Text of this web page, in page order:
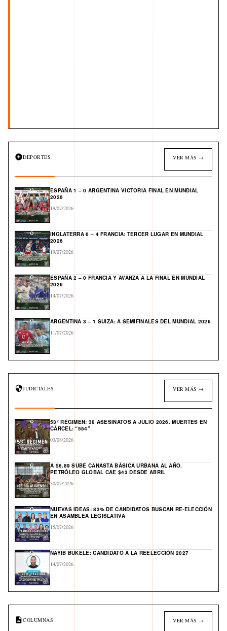
DEPORTES VER MÁS →
ESPAÑA 1 – 0 ARGENTINA VICTORIA FINAL EN MUNDIAL
2026
19/07/2026
INGLATERRA 6 – 4 FRANCIA: TERCER LUGAR EN MUNDIAL
2026
19/07/2026
ESPAÑA 2 – 0 FRANCIA Y AVANZA A LA FINAL EN MUNDIAL
2026
14/07/2026
ARGENTINA 3 – 1 SUIZA: A SEMIFINALES DEL MUNDIAL 2026
11/07/2026
JUDICIALES VER MÁS →
53º RÉGIMEN: 38 ASESINATOS A JULIO 2026. MUERTES EN
CÁRCEL: “554”
03/08/2026
A $6.89 SUBE CANASTA BÁSICA URBANA AL AÑO.
PETRÓLEO GLOBAL CAE $43 DESDE ABRIL
30/07/2026
NUEVAS IDEAS: 83% DE CANDIDATOS BUSCAN RE-ELECCIÓN
EN ASAMBLEA LEGISLATIVA
15/07/2026
NAYIB BUKELE: CANDIDATO A LA REELECCIÓN 2027
14/07/2026
COLUMNAS VER MÁS →